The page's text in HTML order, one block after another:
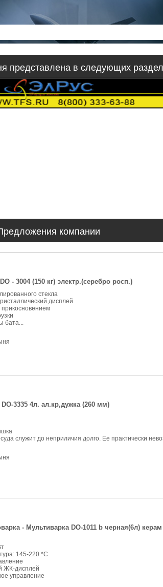
представлена в следующих
компании
- 3004 (150 кг) электр.(серебро росп.)
стекла
дисплей
бата...
3335 4л. ал.кр,дужка (260 мм)
служит до неприличия долго. Ее практически
- Мультиварка DO-1011 b черная(6л) керам
145-220 *С
ЖК-дисплей
управление